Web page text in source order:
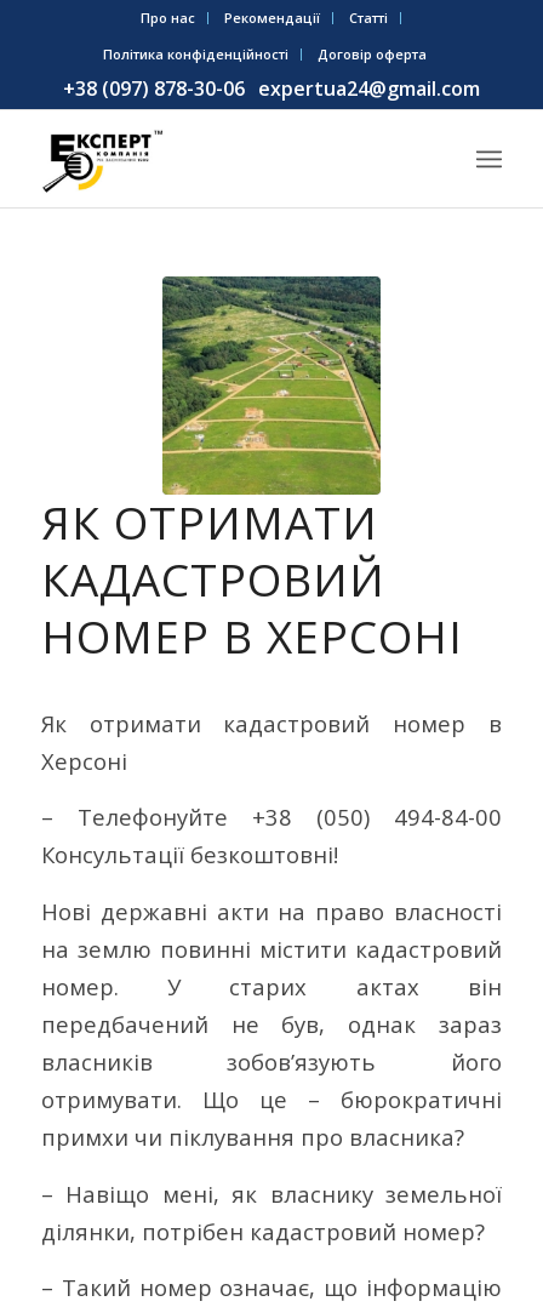
Про нас Рекомендації
Статті
Політика конфіденційності
Договір оферта
+38 (097) 878-30-06 expertua24@gmail.com
ЯК ОТРИМАТИ
КАДАСТРОВИЙ
НОМЕР В ХЕРСОНІ
Як отримати кадастровий номер в
Херсоні
– Телефонуйте +38 (050) 494-84-00
Консультації безкоштовні!
Нові державні акти на право власності
на землю повинні містити кадастровий
номер. У старих актах він
передбачений не був, однак зараз
власників зобов’язують його
отримувати. Що це – бюрократичні
примхи чи піклування про власника?
– Навіщо мені, як власнику земельної
ділянки, потрібен кадастровий номер?
– Такий номер означає, що інформацію